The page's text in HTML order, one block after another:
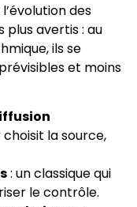
des
plus avertis : au
ils se
et moins
choisit la source,
: un classique qui
le contrôle.